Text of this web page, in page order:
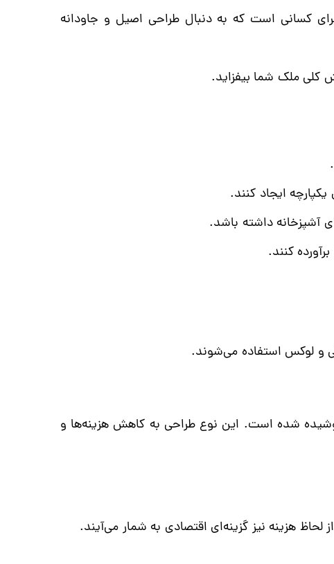
کسانی است که به دنبال طراحی اصیل و جاودانه
کلی ملک شما بیفزاید.
ایجاد کنند.
آشپزخانه داشته باشد.
کنند.
و لوکس استفاده می‌شوند.
شده است. این نوع طراحی به کاهش هزینه‌ها و